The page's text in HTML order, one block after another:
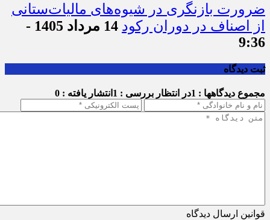
ضرورت بازنگری در شیوه‌های مالیات‌ستانی
از اصناف در دوران رکود
14 مرداد 1405 -
9:36
ثبت دیدگاه
مجموع دیدگاهها : 1 در انتظار بررسی : 1 انتشار یافته : 0
قوانین ارسال دیدگاه